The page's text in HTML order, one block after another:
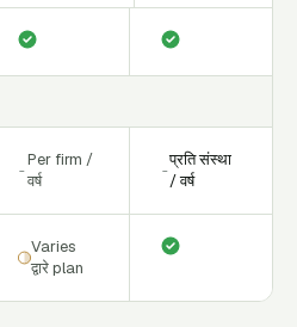
-
Per firm /
वर्ष
-
प्रति संस्था
/ वर्ष
Varies
द्वारे plan